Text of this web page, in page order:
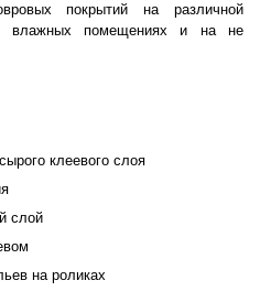
покрытий на различной
влажных помещениях и на не
клеевого слоя
слой
на роликах